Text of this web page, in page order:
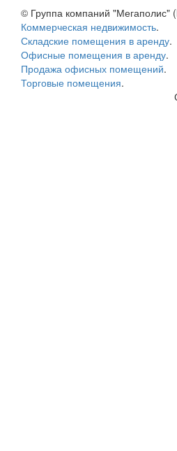
© Группа компаний "Мегаполис"
Коммерческая недвижимость.
Складские помещения в аренду.
Офисные помещения в аренду.
Продажа офисных помещений.
Торговые помещения.